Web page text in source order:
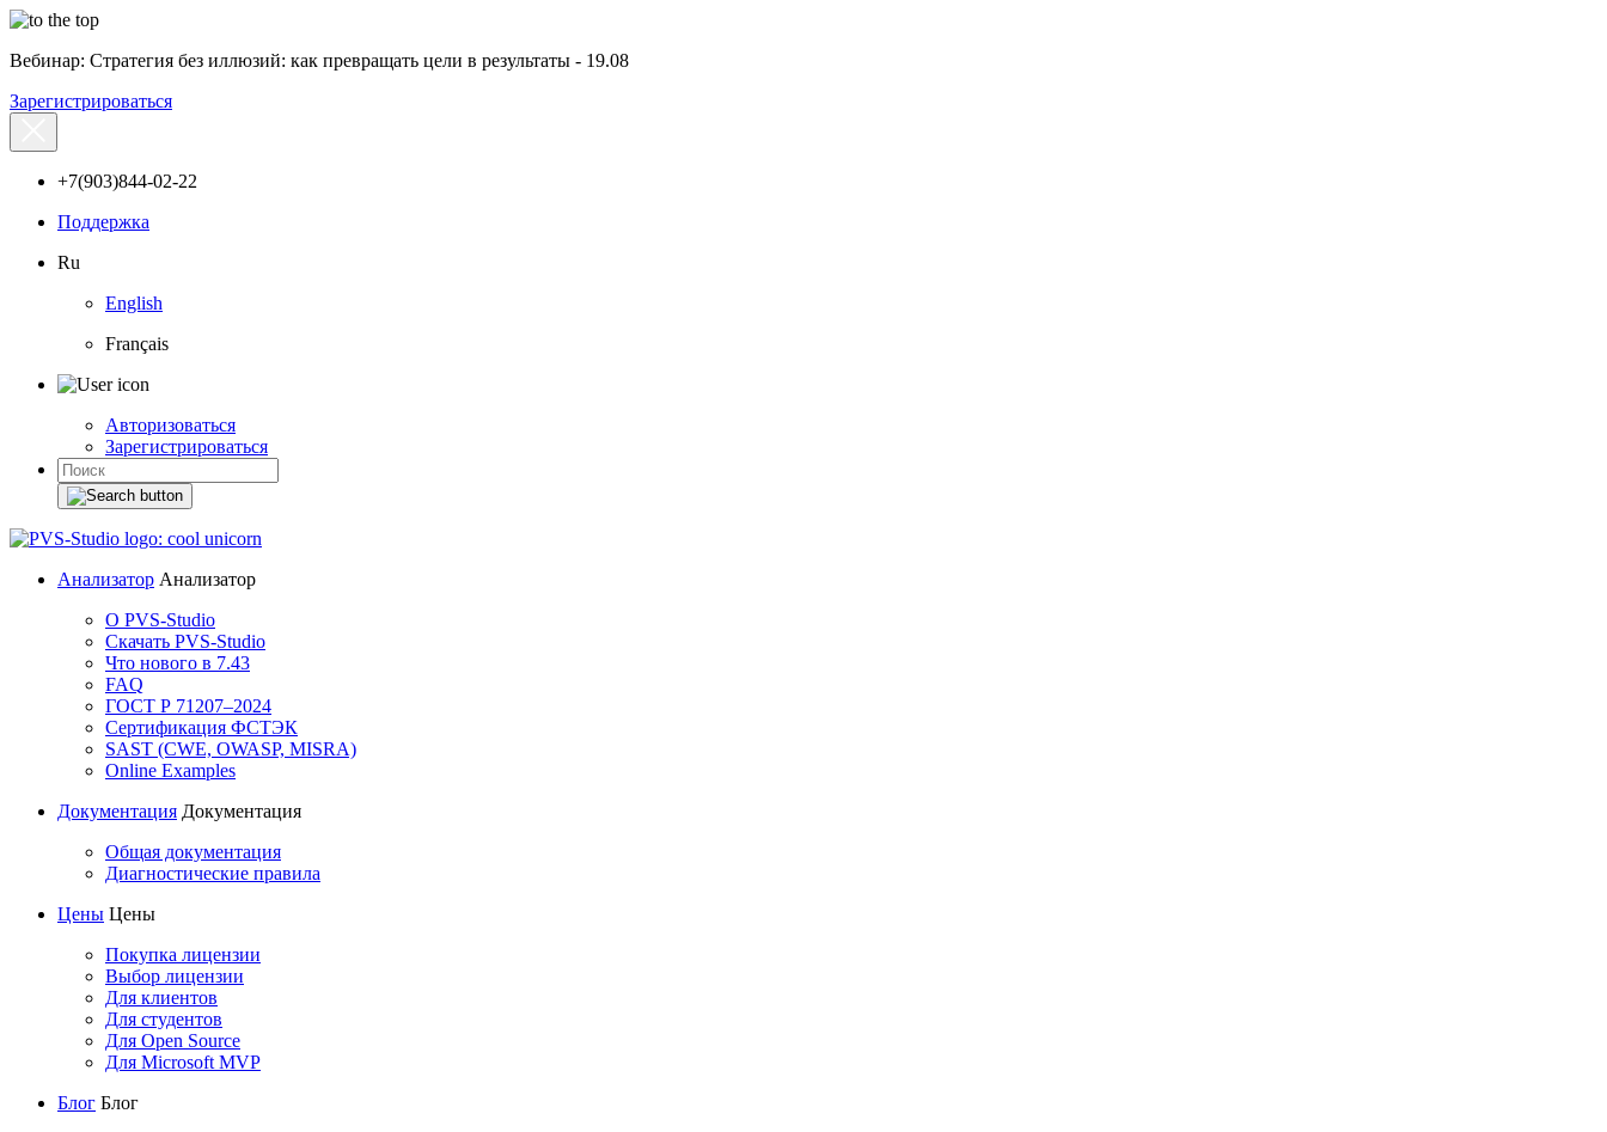
Вебинар: Стратегия без иллюзий: как превращать цели в результаты - 19.08
Зарегистрироваться
+7(903)844-02-22
Поддержка
Ru
English
Français
Авторизоваться
Зарегистрироваться
Анализатор Анализатор
О PVS-Studio
Скачать PVS-Studio
Что нового в 7.43
FAQ
ГОСТ Р 71207–2024
Сертификация ФСТЭК
SAST (CWE, OWASP, MISRA)
Online Examples
Документация Документация
Общая документация
Диагностические правила
Цены Цены
Покупка лицензии
Выбор лицензии
Для клиентов
Для студентов
Для Open Source
Для Microsoft MVP
Блог Блог